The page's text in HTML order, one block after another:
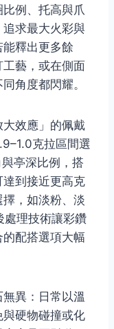
例、托高與爪
求最大火彩與
釋出更多餘
藝，或在側面
角度都閃耀。
效應」的佩戴
克拉區間選
亭深比例，搭
到接近更高克
，如淡粉、淡
處理技術讓彩鑽
配搭選項大幅
異：日常以溫
硬物碰撞或化